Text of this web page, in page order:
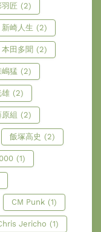
羽匠 (2)
新崎人生 (2)
本田多聞 (2)
嶋猛 (2)
雄 (2)
原組 (2)
飯塚高史 (2)
(1)
CM Punk (1)
Jericho (1)